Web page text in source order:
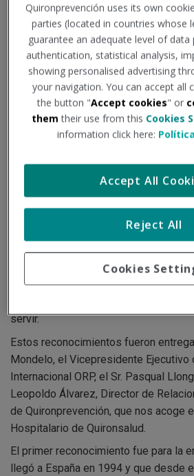
Los Reconocimientos ORP se
Lean ORP Conference
que se ha
la ciudad condal en la sede de Gas
lema "LA TRANSFORMACIÓN
PREVENTIVA".
Los Reconocimientos ORP se
el fin de galardonar a empresas, a
profesionales por su implicación,
enmarcan dentro de los congresos
convertido en el punto de encuentro
ámbito de la prevención a nivel
además de ser un espacio para
más recientes no sólo en aspectos
en la gestión integral del bienestar de
Con estos galardones ORP abrimos,
servir.
Estos reconocimientos fueron
Mondelo, el Vicepresidente Ejecutivo
Internacional ORP, el Sr. Pasqual
Leopoldo Álvarez, Director de
de Quironprevención, que nos acoge
Hospitalario de Quironsalud.
El primer reconocimiento fue para la
llegó a España en 1994 y que desde
Quironprevención uses its own
parties (located in countries whose
guarantee an adequate level of
authentication, statistical analysis,
showing personalised advertising
your navigation. You can accept all
the button "Accept cookies" or
them their use from this Cookies
information click here:
Cookies
Reject All
Accept All